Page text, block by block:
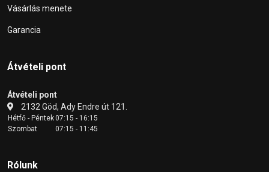
Vásárlás menete
Garancia
Átvételi pont
Átvételi pont
2132 Göd, Ady Endre út 121.
Hétfő - Péntek07:15 - 16:15
Szombat
07:15 - 11:45
Rólunk